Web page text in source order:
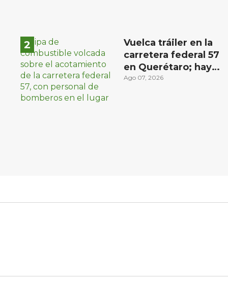
Vuelca tráiler en la
carretera federal 57
en Querétaro; hay
derrame de
Ago 07, 2026